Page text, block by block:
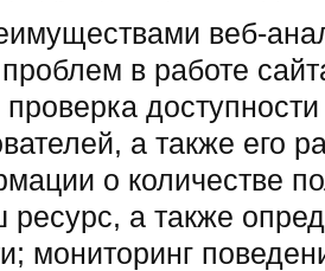
веб-
в работе
а также его
о количестве
ресурс, а также
мониторинг